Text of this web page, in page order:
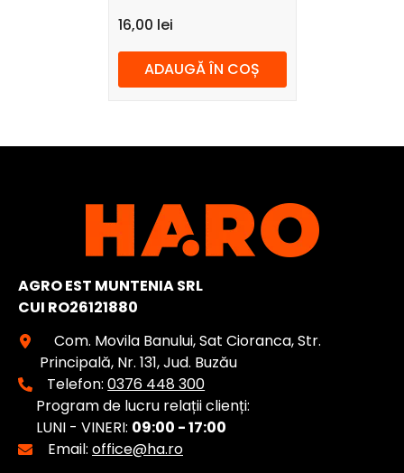
MW218, Microfibra,
40x30 cm, multicolor
16,00 lei
ADAUGĂ ÎN COȘ
AGRO EST MUNTENIA SRL
CUI RO26121880
Com. Movila Banului, Sat Cioranca, Str.
Principală, Nr. 131, Jud. Buzău
Telefon:0376 448 300
Program de lucru relații clienți:
LUNI - VINERI: 09:00 - 17:00
Email: office@ha.ro